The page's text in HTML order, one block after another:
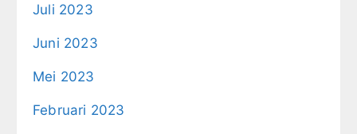
Juli 2023
Juni 2023
Mei 2023
Februari 2023